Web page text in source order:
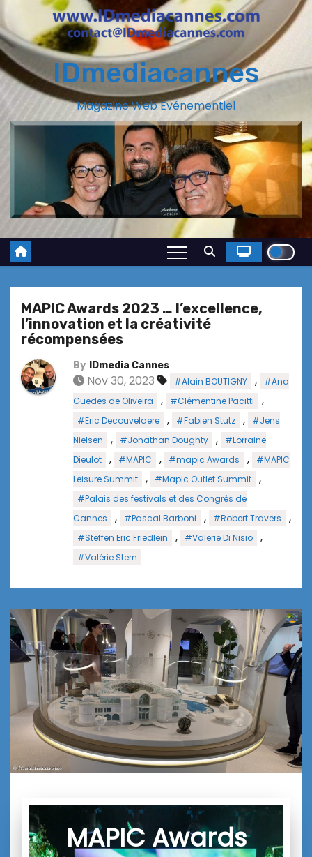
IDmediacannes
Magazine Web Evénementiel
MAPIC Awards 2023 … l’excellence,
l’innovation et la créativité
récompensées
By IDmedia Cannes
Nov 30, 2023 #Alain BOUTIGNY ,
#Ana
Guedes de Oliveira
, #Clémentine Pacitti ,
#Eric Decouvelaere , #Fabien Stutz ,
#Jens
Nielsen
, #Jonathan Doughty ,
#Lorraine
Dieulot
, #MAPIC , #mapic Awards ,
#MAPIC
Leisure Summit
, #Mapic Outlet Summit ,
#Palais des festivals et des Congrès de
Cannes
, #Pascal Barboni , #Robert Travers ,
#Steffen Eric Friedlein , #Valerie Di Nisio ,
#Valérie Stern
MAPIC Awards